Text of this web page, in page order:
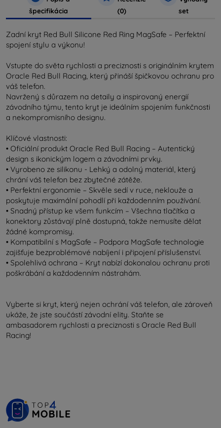
špecifikácia
(0)
set
Zadní kryt Red Bull Silicone Red Ring MagSafe – Perfektní
spojení stylu a výkonu!
Vstupte do světa rychlosti a preciznosti s originálním krytem
Oracle Red Bull Racing, který přináší špičkovou ochranu pro
váš telefon.
Navržený s důrazem na detaily a inspirovaný energií
závodního týmu, tento kryt je ideálním spojením funkčnosti
a nekompromisního designu.
Klíčové vlastnosti:
• Oficiální produkt Oracle Red Bull Racing – Autentický
design s ikonickým logem a závodními prvky.
• Vyrobeno ze silikonu - Lehký a odolný materiál, který
chrání váš telefon bez zbytečné zátěže.
• Perfektní ergonomie – Skvěle sedí v ruce, neklouže a
poskytuje maximální pohodlí při každodenním používání.
• Snadný přístup ke všem funkcím – Všechna tlačítka a
konektory zůstávají plně dostupná, takže nemusíte dělat
žádné kompromisy.
• Kompatibilní s MagSafe – Podpora MagSafe technologie
zajišťuje bezproblémové nabíjení i připojení příslušenství.
• Spolehlivá ochrana – Kryt nabízí dokonalou ochranu proti
poškrábání a každodenním nástrahám.
Vyberte si kryt, který nejen ochrání váš telefon, ale zároveň
ukáže, že jste součástí závodní elity. Staňte se
ambasadorem rychlosti a preciznosti s Oracle Red Bull
Racing!